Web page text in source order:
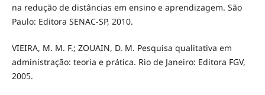
na redução de distâncias em ensino e aprendizagem. São
Paulo: Editora SENAC-SP, 2010.
VIEIRA, M. M. F.; ZOUAIN, D. M. Pesquisa qualitativa em
administração: teoria e prática. Rio de Janeiro: Editora FGV,
2005.